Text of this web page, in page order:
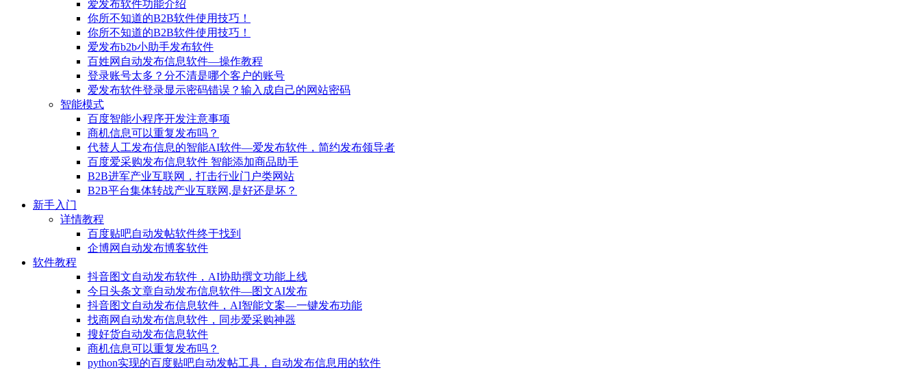
爱发布软件功能介绍
你所不知道的B2B软件使用技巧！
你所不知道的B2B软件使用技巧！
爱发布b2b小助手发布软件
百姓网自动发布信息软件—操作教程
登录账号太多？分不清是哪个客户的账号
爱发布软件登录显示密码错误？输入成自己的网站密码
智能模式
百度智能小程序开发注意事项
商机信息可以重复发布吗？
代替人工发布信息的智能AI软件—爱发布软件，简约发布领导者
百度爱采购发布信息软件 智能添加商品助手
B2B进军产业互联网，打击行业门户类网站
B2B平台集体转战产业互联网,是好还是坏？
新手入门
详情教程
百度贴吧自动发帖软件终于找到
企博网自动发布博客软件
软件教程
抖音图文自动发布软件，AI协助撰文功能上线
今日头条文章自动发布信息软件—图文AI发布
抖音图文自动发布信息软件，AI智能文案—一键发布功能
找商网自动发布信息软件，同步爱采购神器
搜好货自动发布信息软件
商机信息可以重复发布吗？
python实现的百度贴吧自动发帖工具，自动发布信息用的软件